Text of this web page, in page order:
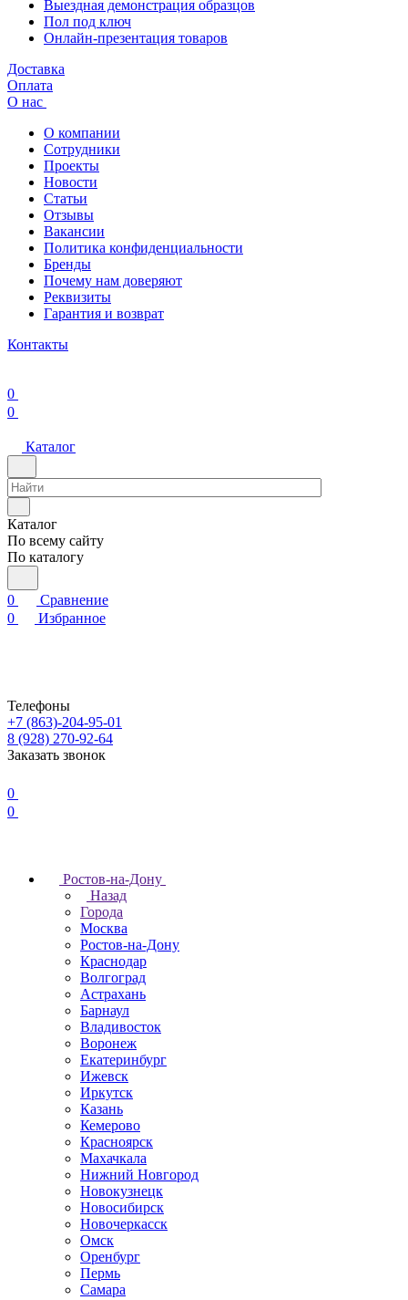
Выездная демонстрация образцов
Пол под ключ
Онлайн-презентация товаров
Доставка
Оплата
О нас
О компании
Сотрудники
Проекты
Новости
Статьи
Отзывы
Вакансии
Политика конфиденциальности
Бренды
Почему нам доверяют
Реквизиты
Гарантия и возврат
Контакты
0
0
Каталог
Каталог
По всему сайту
По каталогу
0
Сравнение
0
Избранное
Телефоны
+7 (863)-204-95-01
8 (928) 270-92-64
Заказать звонок
0
0
Ростов-на-Дону
Назад
Города
Москва
Ростов-на-Дону
Краснодар
Волгоград
Астрахань
Барнаул
Владивосток
Воронеж
Екатеринбург
Ижевск
Иркутск
Казань
Кемерово
Красноярск
Махачкала
Нижний Новгород
Новокузнецк
Новосибирск
Новочеркаcск
Омск
Оренбург
Пермь
Самара